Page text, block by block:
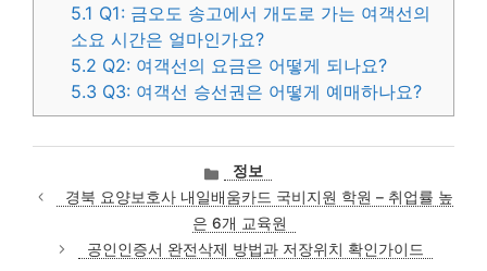
5.1 Q1: 금오도 송고에서 개도로 가는 여객선의
소요 시간은 얼마인가요?
5.2 Q2: 여객선의 요금은 어떻게 되나요?
5.3 Q3: 여객선 승선권은 어떻게 예매하나요?
카
테
고
리
정보
경북 요양보호사 내일배움카드 국비지원 학원 – 취업률 높
은 6개 교육원
공인인증서 완전삭제 방법과 저장위치 확인가이드